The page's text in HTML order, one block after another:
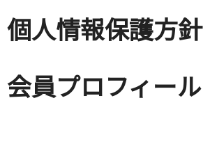
個人情報保護方針
会員プロフィール